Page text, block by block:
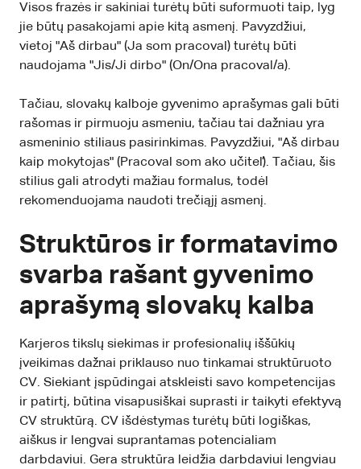
Visos frazės ir sakiniai turėtų būti suformuoti taip, lyg
jie būtų pasakojami apie kitą asmenį. Pavyzdžiui,
vietoj "Aš dirbau" (Ja som pracoval) turėtų būti
naudojama "Jis/Ji dirbo" (On/Ona pracoval/a).
Tačiau, slovakų kalboje gyvenimo aprašymas gali būti
rašomas ir pirmuoju asmeniu, tačiau tai dažniau yra
asmeninio stiliaus pasirinkimas. Pavyzdžiui, "Aš dirbau
kaip mokytojas" (Pracoval som ako učiteľ). Tačiau, šis
stilius gali atrodyti mažiau formalus, todėl
rekomenduojama naudoti trečiąjį asmenį.
Struktūros ir formatavimo
svarba rašant gyvenimo
aprašymą slovakų kalba
Karjeros tikslų siekimas ir profesionalių iššūkių
įveikimas dažnai priklauso nuo tinkamai struktūruoto
CV. Siekiant įspūdingai atskleisti savo kompetencijas
ir patirtį, būtina visapusiškai suprasti ir taikyti efektyvą
CV struktūrą. CV išdėstymas turėtų būti logiškas,
aiškus ir lengvai suprantamas potencialiam
darbdaviui. Gera struktūra leidžia darbdaviui lengviau